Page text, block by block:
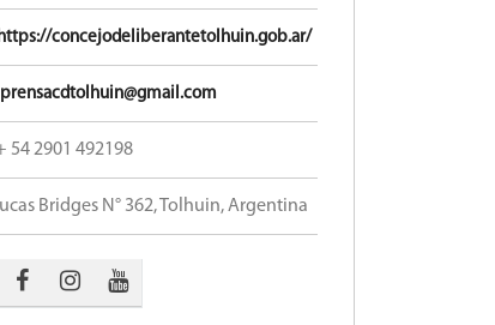
concejodeliberantetolhuin.gob.ar/
prensacdtolhuin@gmail.com
54 2901 492198
Bridges N° 362, Tolhuin, Argentina